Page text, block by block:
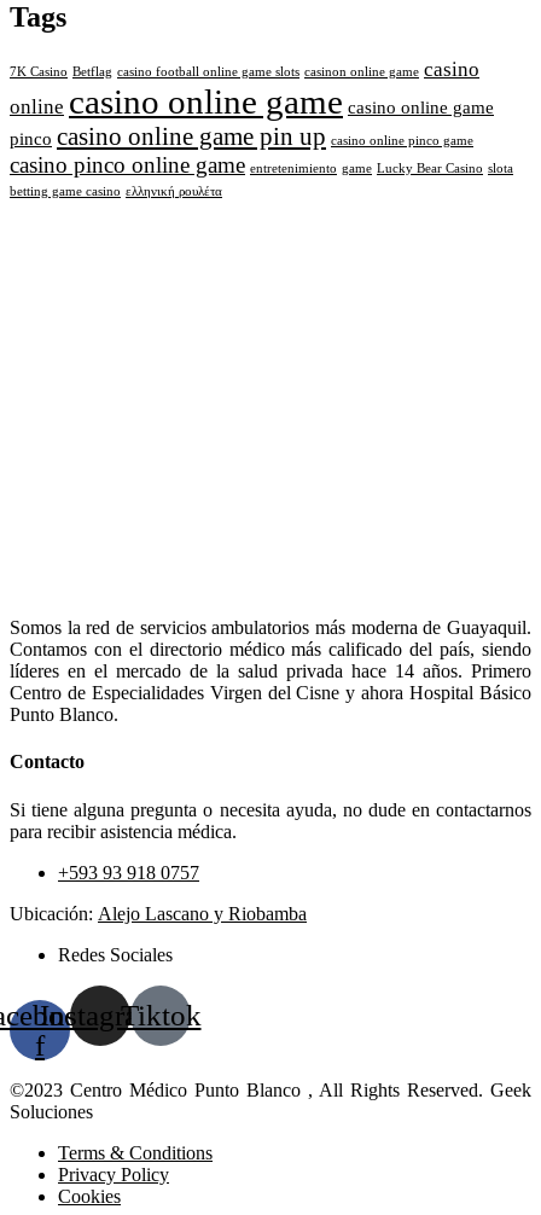
Tags
7K Casino Betflag casino football online game slots casinon online game casino
online casino online game casino online game
pinco casino online game pin up casino online pinco game
casino pinco online game entretenimiento game Lucky Bear Casino slota
betting game casino ελληνική ρουλέτα
Somos la red de servicios ambulatorios más moderna de Guayaquil.
Contamos con el directorio médico más calificado del país, siendo
líderes en el mercado de la salud privada hace 14 años. Primero
Centro de Especialidades Virgen del Cisne y ahora Hospital Básico
Punto Blanco.
Contacto
Si tiene alguna pregunta o necesita ayuda, no dude en contactarnos
para recibir asistencia médica.
+593 93 918 0757
Ubicación: Alejo Lascano y Riobamba
Redes Sociales
f
InstagramTiktok
©2023 Centro Médico Punto Blanco , All Rights Reserved. Geek
Soluciones
Terms & Conditions
Privacy Policy
Cookies